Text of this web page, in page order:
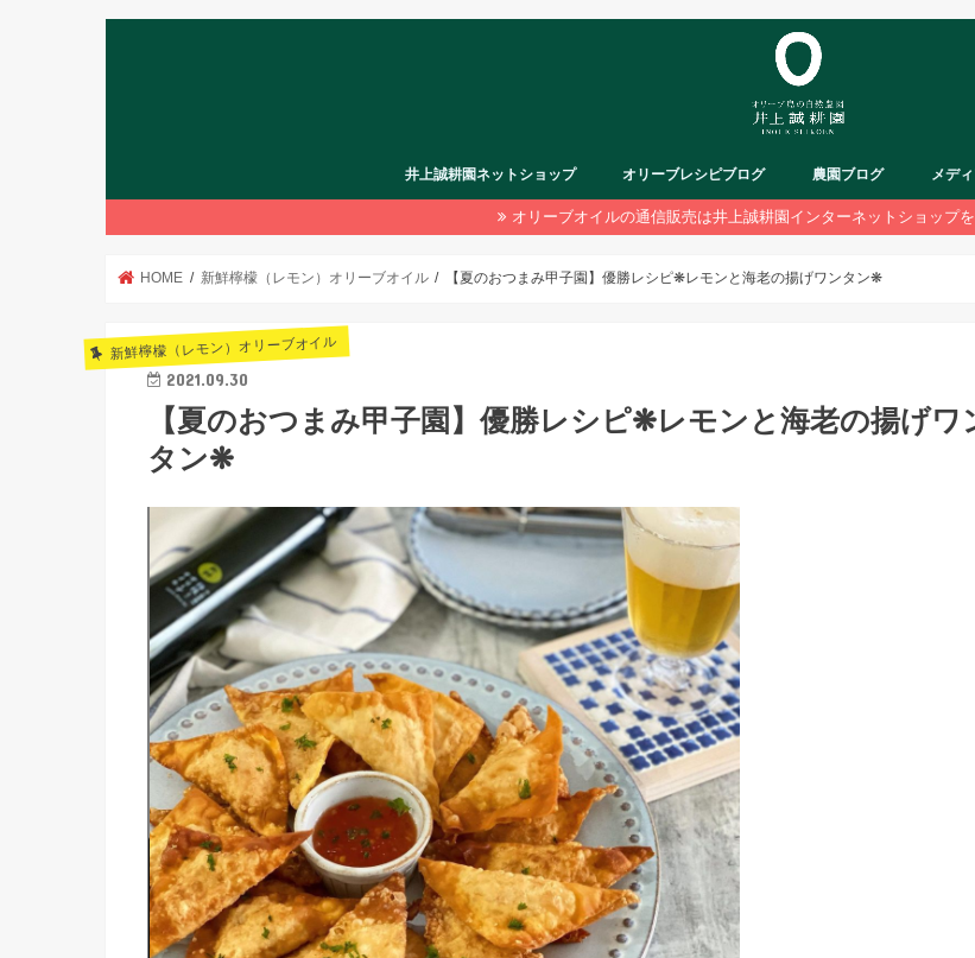
井上誠耕園ネットショップ オリーブレシピブログ 農園ブログ メデ
オリーブオイルの通信販売は井上誠耕園インターネットショップ
HOME 新鮮檸檬（レモン）オリーブオイル 【夏のおつまみ甲子園】優勝レシピ❋レモンと海老の揚げワンタン❋
新鮮檸檬（レモン）オリーブオイル
2021.09.30
【夏のおつまみ甲子園】優勝レシピ❋レモンと海老の揚げワ
タン❋